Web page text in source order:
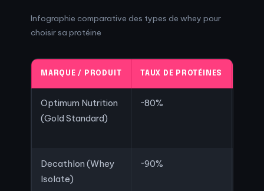
Infographie comparative des types de whey pour
choisir sa protéine
MARQUE / PRODUIT TAUX DE PROTÉINES
Optimum Nutrition
(Gold Standard)
~80%
Decathlon (Whey
Isolate)
~90%